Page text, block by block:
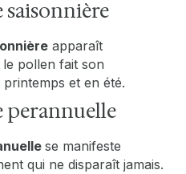
apparaît
pollen fait son
et en été.
perannuelle
se manifeste
qui ne disparaît jamais.